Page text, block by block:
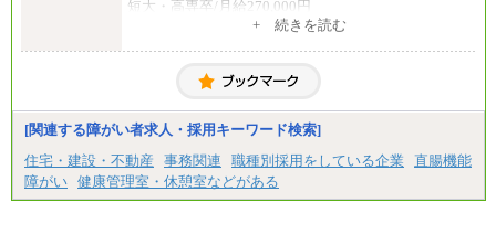
短大・高専卒/月給270,000円
大学院卒/月給256,000円～288,000円
大学卒/月給240,000円～270,000円
短大・高専卒/月給216,000円～243,000円
■特定職員※
大学院卒/月給234,000円～263,000円
大学卒/月給219,000円～246,000円
短大・高専卒/月給197,000円～222,000円
※拠点型職員、特定職員の給与は、生活の拠点が定
+ 続きを読む
[関連する障がい者求人・採用キーワード検索]
住宅・建設・不動産
事務関連 職種別採用をしている企業
直腸機能
障がい 健康管理室・休憩室などがある